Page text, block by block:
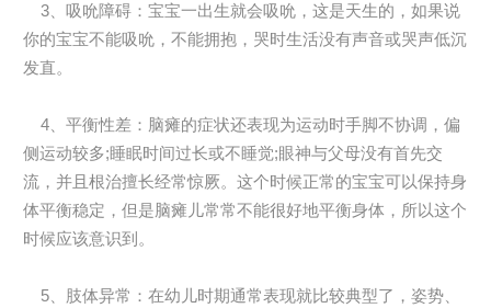
3、吸吮障碍：宝宝一出生就会吸吮，这是天生的，如果说
你的宝宝不能吸吮，不能拥抱，哭时生活没有声音或哭声低沉
发直。
4、平衡性差：脑瘫的症状还表现为运动时手脚不协调，偏
侧运动较多;睡眠时间过长或不睡觉;眼神与父母没有首先交
流，并且根治擅长经常惊厥。这个时候正常的宝宝可以保持身
体平衡稳定，但是脑瘫儿常常不能很好地平衡身体，所以这个
时候应该意识到。
5、肢体异常：在幼儿时期通常表现就比较典型了，姿势、